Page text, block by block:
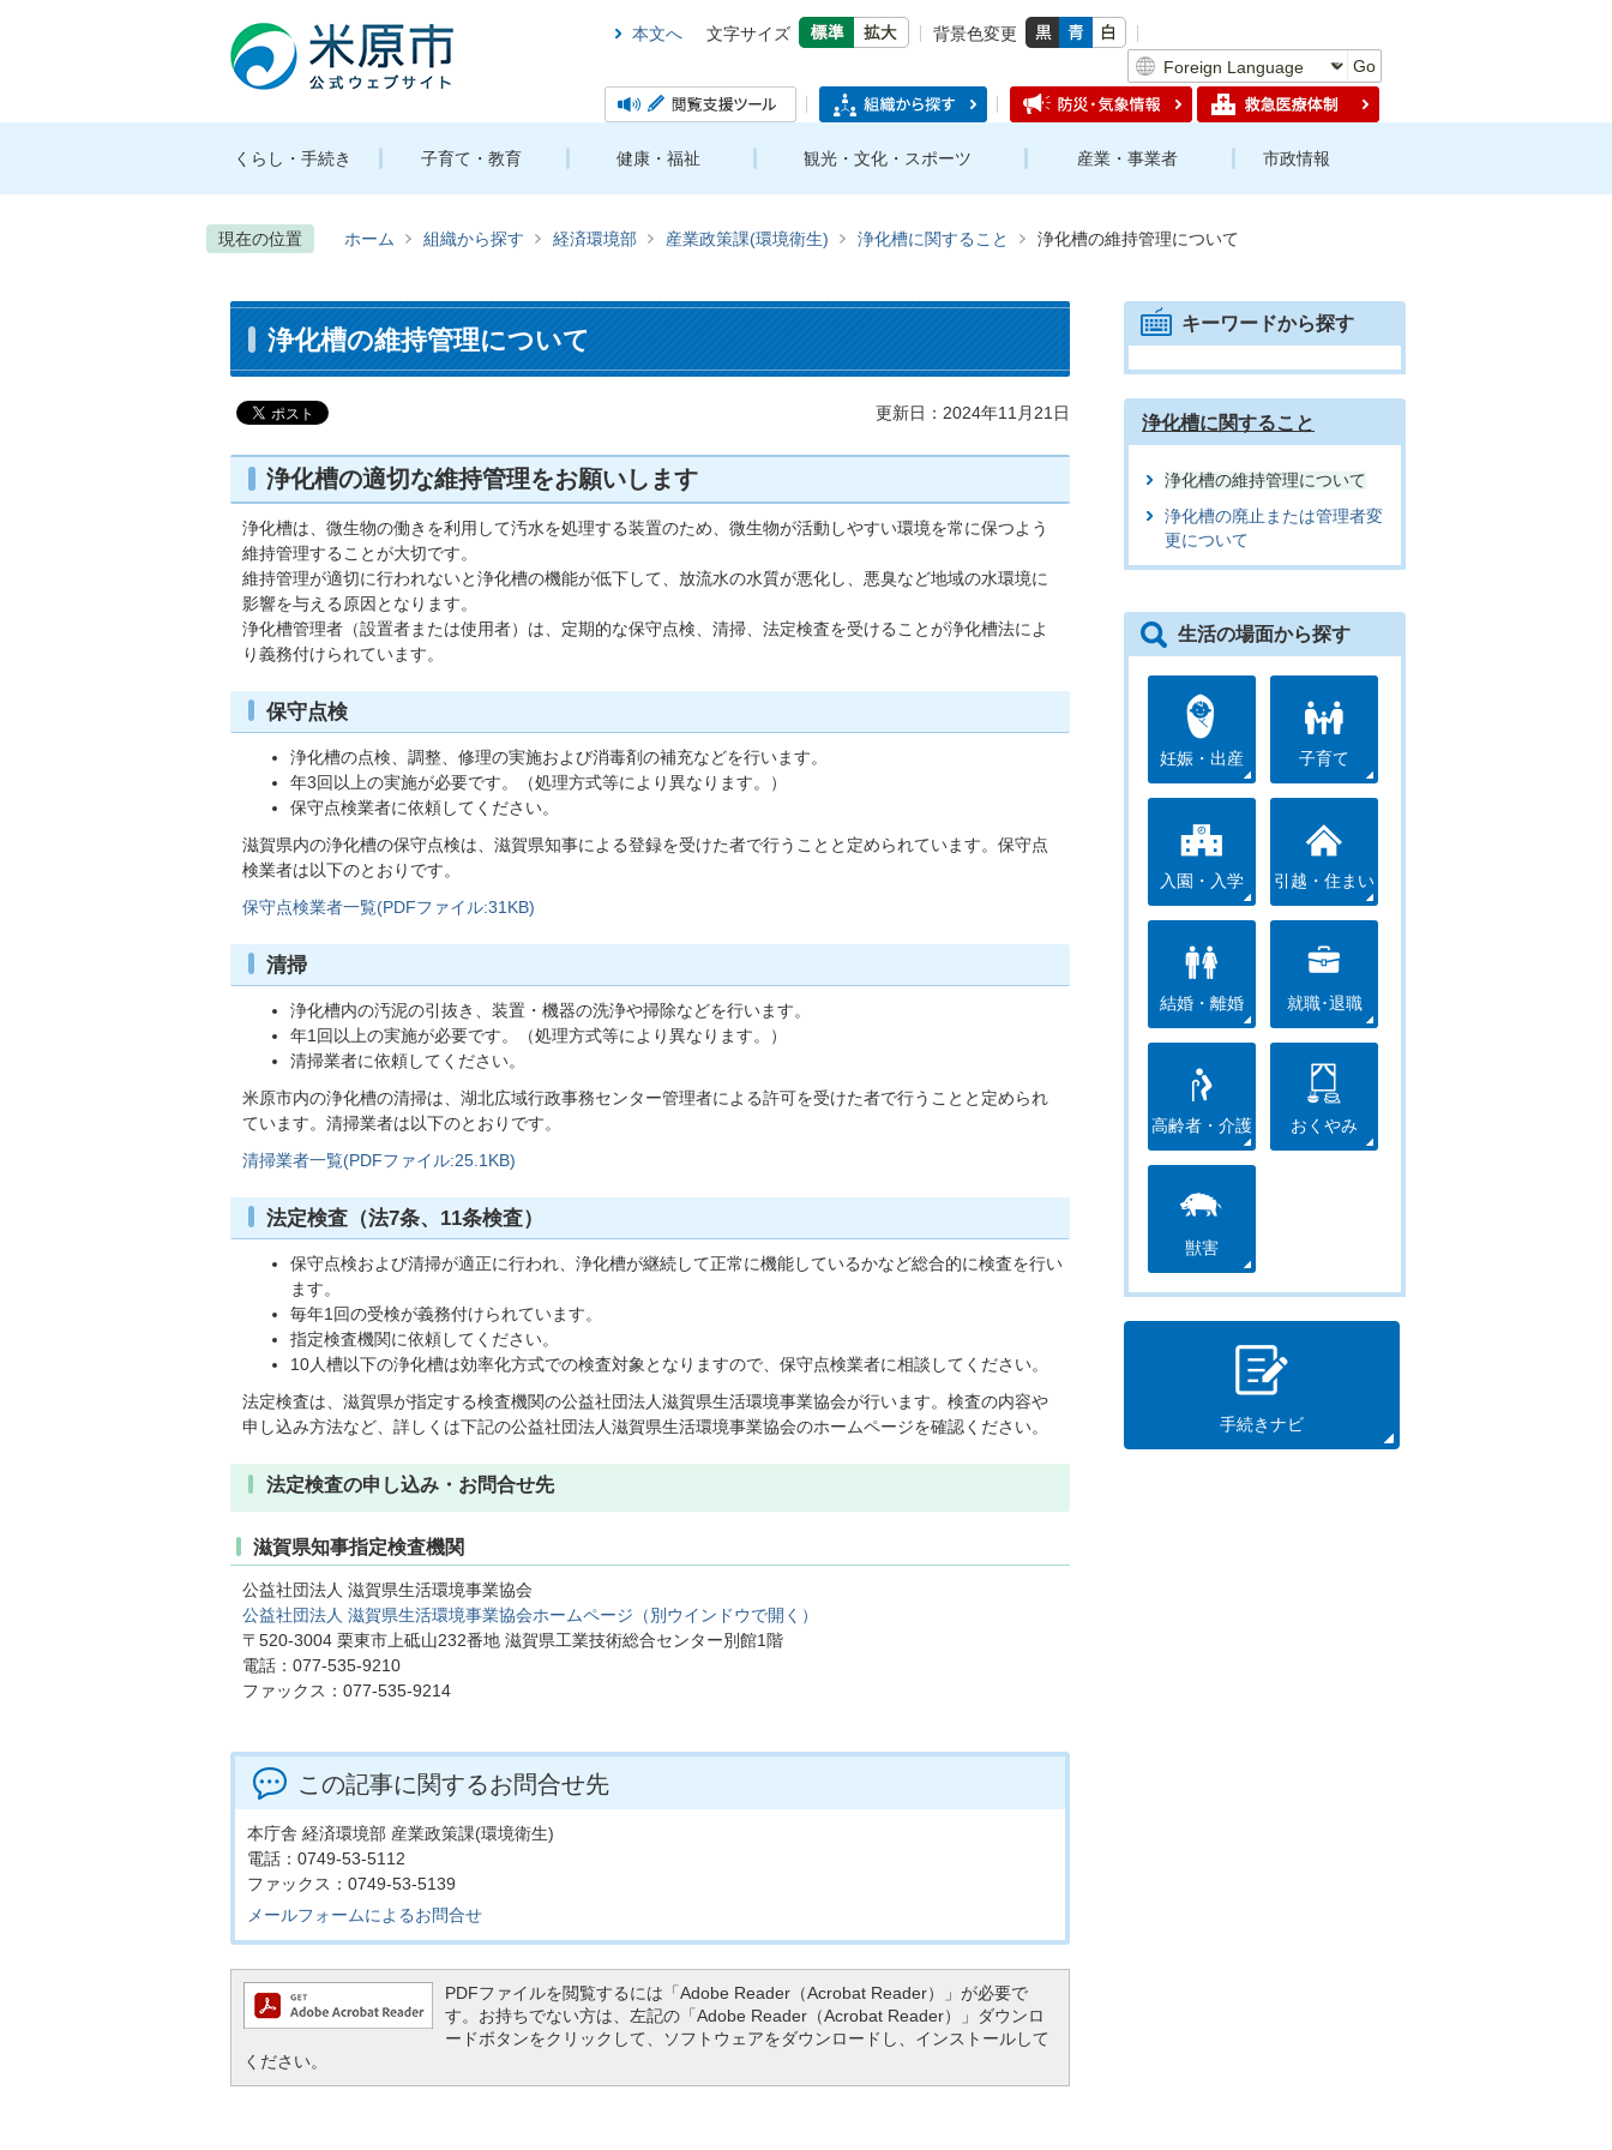
本文へ 文字サイズ
背景色変更
Go
くらし・手続き 子育て・教育 健康・福祉 観光・文化・スポーツ 産業・事業者 市政情報
現在の位置 ホーム 組織から探す 経済環境部 産業政策課(環境衛生) 浄化槽に関すること 浄化槽の維持管理について
浄化槽の維持管理について
更新日：2024年11月21日
浄化槽の適切な維持管理をお願いします
浄化槽は、微生物の働きを利用して汚水を処理する装置のため、微生物が活動しやすい環境を常に保つよう
維持管理することが大切です。
維持管理が適切に行われないと浄化槽の機能が低下して、放流水の水質が悪化し、悪臭など地域の水環境に
影響を与える原因となります。
浄化槽管理者（設置者または使用者）は、定期的な保守点検、清掃、法定検査を受けることが浄化槽法によ
り義務付けられています。
保守点検
浄化槽の点検、調整、修理の実施および消毒剤の補充などを行います。
年3回以上の実施が必要です。（処理方式等により異なります。）
保守点検業者に依頼してください。
滋賀県内の浄化槽の保守点検は、滋賀県知事による登録を受けた者で行うことと定められています。保守点
検業者は以下のとおりです。
保守点検業者一覧(PDFファイル:31KB)
清掃
浄化槽内の汚泥の引抜き、装置・機器の洗浄や掃除などを行います。
年1回以上の実施が必要です。（処理方式等により異なります。）
清掃業者に依頼してください。
米原市内の浄化槽の清掃は、湖北広域行政事務センター管理者による許可を受けた者で行うことと定められ
ています。清掃業者は以下のとおりです。
清掃業者一覧(PDFファイル:25.1KB)
法定検査（法7条、11条検査）
保守点検および清掃が適正に行われ、浄化槽が継続して正常に機能しているかなど総合的に検査を行い
ます。
毎年1回の受検が義務付けられています。
指定検査機関に依頼してください。
10人槽以下の浄化槽は効率化方式での検査対象となりますので、保守点検業者に相談してください。
法定検査は、滋賀県が指定する検査機関の公益社団法人滋賀県生活環境事業協会が行います。検査の内容や
申し込み方法など、詳しくは下記の公益社団法人滋賀県生活環境事業協会のホームページを確認ください。
法定検査の申し込み・お問合せ先
滋賀県知事指定検査機関
公益社団法人 滋賀県生活環境事業協会
公益社団法人 滋賀県生活環境事業協会ホームページ（別ウインドウで開く）
〒520-3004 栗東市上砥山232番地 滋賀県工業技術総合センター別館1階
電話：077-535-9210
ファックス：077-535-9214
この記事に関するお問合せ先
本庁舎 経済環境部 産業政策課(環境衛生)
電話：0749-53-5112
ファックス：0749-53-5139
メールフォームによるお問合せ
PDFファイルを閲覧するには「Adobe Reader（Acrobat Reader）」が必要で
す。お持ちでない方は、左記の「Adobe Reader（Acrobat Reader）」ダウンロ
ードボタンをクリックして、ソフトウェアをダウンロードし、インストールして
ください。
キーワードから探す
浄化槽に関すること
浄化槽の維持管理について
浄化槽の廃止または管理者変
更について
生活の場面から探す
妊娠・出産 子育て
入園・入学 引越・住まい
結婚・離婚 就職･退職
高齢者・介護 おくやみ
獣害
手続きナビ